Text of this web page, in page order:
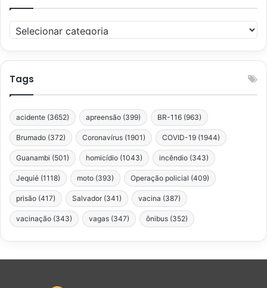
Categorias
Tags
acidente (3652) apreensão (399) BR-116 (963)
Brumado (372) Coronavírus (1901) COVID-19 (1944)
Guanambi (501) homicídio (1043) incêndio (343)
Jequié (1118) moto (393) Operação policial (409)
prisão (417) Salvador (341) vacina (387)
vacinação (343) vagas (347) ônibus (352)